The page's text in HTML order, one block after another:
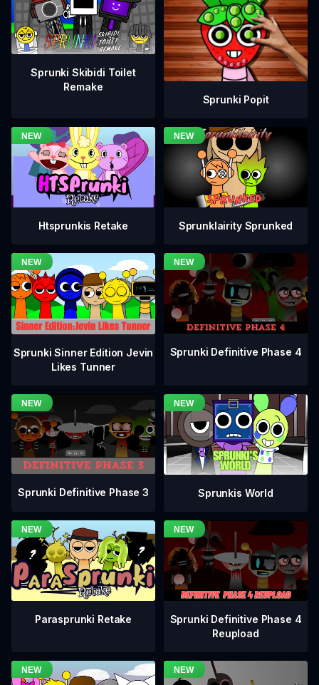
Sprunki Skibidi Toilet
Remake
Sprunki Popit
Htsprunkis Retake Sprunklairity Sprunked
Sprunki Sinner Edition Jevin
Likes Tunner
Sprunki Definitive Phase 4
Sprunki Definitive Phase 3 Sprunkis World
Parasprunki Retake
Sprunki Definitive Phase 4
Reupload